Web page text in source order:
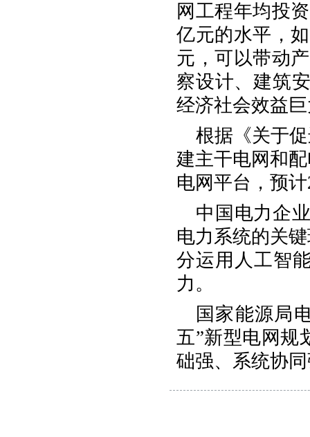
网工程年均投
亿元的水平，
元，可以带动
察设计、建筑
经济社会效益
根据《关于
建主干电网和
电网平台，预
中国电力企
电力系统的关
分运用人工智
力。
国家能源局
五”新型电网规
础强、系统协